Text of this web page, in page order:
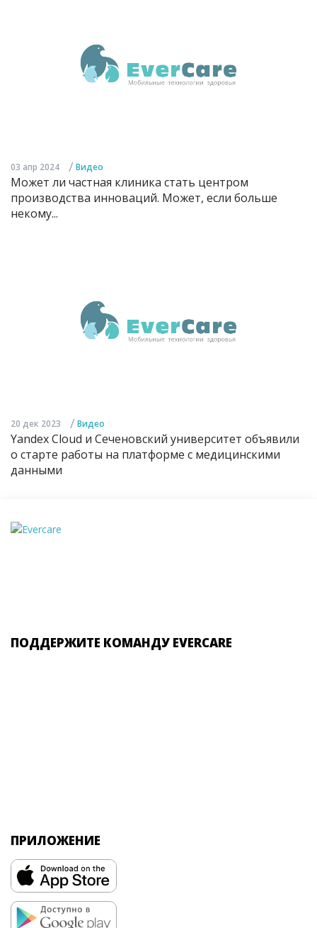
03 апр 2024 / Видео
Может ли частная клиника стать центром
производства инноваций. Может, если больше
некому...
20 дек 2023 / Видео
Yandex Cloud и Сеченовский университет объявили
о старте работы на платформе с медицинскими
данными
ПОДДЕРЖИТЕ КОМАНДУ EVERCARE
ПРИЛОЖЕНИЕ